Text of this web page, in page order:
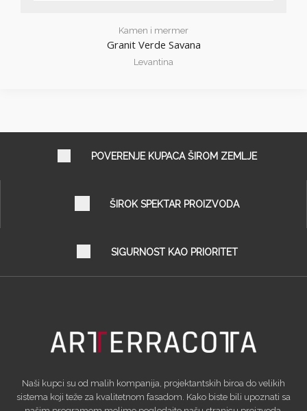
Kamen i mermer
Granit Verde Savana
Levantina
POVERENJE KUPACA ŠIROM ZEMLJE
ŠIROK SPEKTAR PROIZVODA
SIGURNOST KAO PRIORITET
Naši kupci su od malih kompanija, projektantskih biroa do velikih
sistema koji teže za kvalitetnom fasadom. Kako biste bili upoznati sa